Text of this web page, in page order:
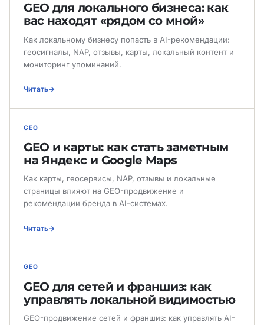
GEO для локального бизнеса: как
вас находят «рядом со мной»
Как локальному бизнесу попасть в AI-рекомендации:
геосигналы, NAP, отзывы, карты, локальный контент и
мониторинг упоминаний.
Читать
GEO
GEO и карты: как стать заметным
на Яндекс и Google Maps
Как карты, геосервисы, NAP, отзывы и локальные
страницы влияют на GEO-продвижение и
рекомендации бренда в AI-системах.
Читать
GEO
GEO для сетей и франшиз: как
управлять локальной видимостью
GEO-продвижение сетей и франшиз: как управлять AI-